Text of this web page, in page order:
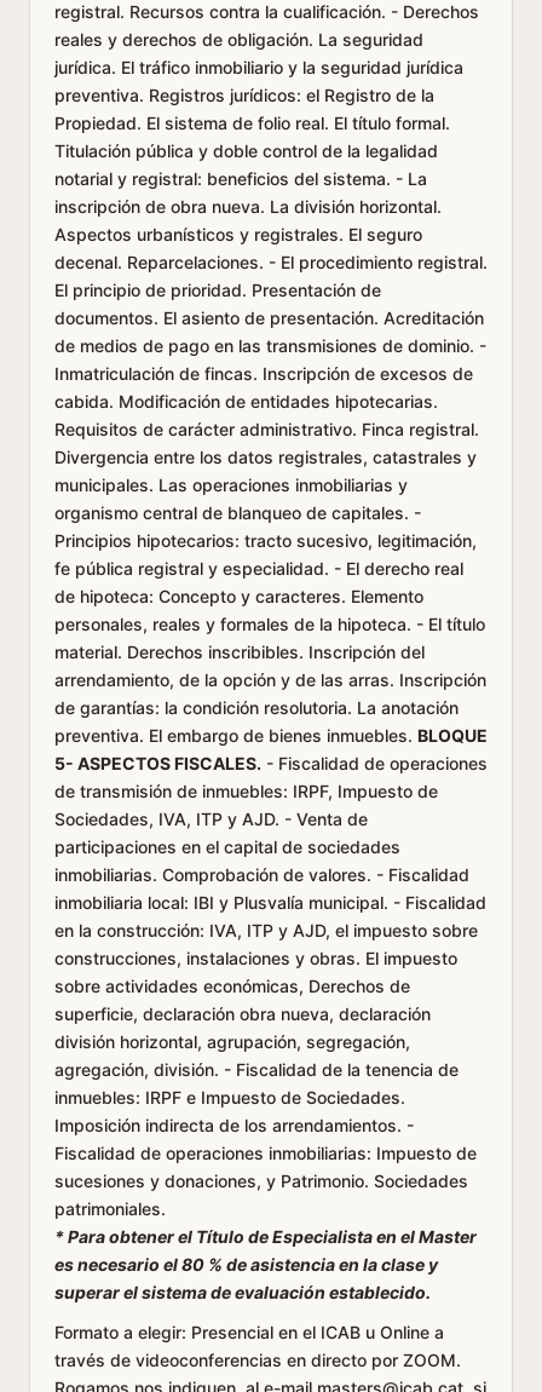
registral. Recursos contra la cualificación. - Derechos
reales y derechos de obligación. La seguridad
jurídica. El tráfico inmobiliario y la seguridad jurídica
preventiva. Registros jurídicos: el Registro de la
Propiedad. El sistema de folio real. El título formal.
Titulación pública y doble control de la legalidad
notarial y registral: beneficios del sistema. - La
inscripción de obra nueva. La división horizontal.
Aspectos urbanísticos y registrales. El seguro
decenal. Reparcelaciones. - El procedimiento registral.
El principio de prioridad. Presentación de
documentos. El asiento de presentación. Acreditación
de medios de pago en las transmisiones de dominio. -
Inmatriculación de fincas. Inscripción de excesos de
cabida. Modificación de entidades hipotecarias.
Requisitos de carácter administrativo. Finca registral.
Divergencia entre los datos registrales, catastrales y
municipales. Las operaciones inmobiliarias y
organismo central de blanqueo de capitales. -
Principios hipotecarios: tracto sucesivo, legitimación,
fe pública registral y especialidad. - El derecho real
de hipoteca: Concepto y caracteres. Elemento
personales, reales y formales de la hipoteca. - El título
material. Derechos inscribibles. Inscripción del
arrendamiento, de la opción y de las arras. Inscripción
de garantías: la condición resolutoria. La anotación
preventiva. El embargo de bienes inmuebles. BLOQUE
5- ASPECTOS FISCALES. - Fiscalidad de operaciones
de transmisión de inmuebles: IRPF, Impuesto de
Sociedades, IVA, ITP y AJD. - Venta de
participaciones en el capital de sociedades
inmobiliarias. Comprobación de valores. - Fiscalidad
inmobiliaria local: IBI y Plusvalía municipal. - Fiscalidad
en la construcción: IVA, ITP y AJD, el impuesto sobre
construcciones, instalaciones y obras. El impuesto
sobre actividades económicas, Derechos de
superficie, declaración obra nueva, declaración
división horizontal, agrupación, segregación,
agregación, división. - Fiscalidad de la tenencia de
inmuebles: IRPF e Impuesto de Sociedades.
Imposición indirecta de los arrendamientos. -
Fiscalidad de operaciones inmobiliarias: Impuesto de
sucesiones y donaciones, y Patrimonio. Sociedades
patrimoniales.
* Para obtener el Título de Especialista en el Master
es necesario el 80 % de asistencia en la clase y
superar el sistema de evaluación establecido.
Formato a elegir: Presencial en el ICAB u Online a
través de videoconferencias en directo por ZOOM.
Rogamos nos indiquen, al e-mail masters@icab.cat, si